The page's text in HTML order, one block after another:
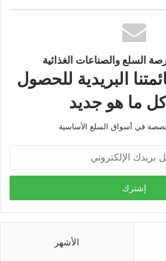
السلع والصناعات الغذائية
البريدية للحصول
ما هو جديد
في أسواق السلع الأساسية
الأشهر